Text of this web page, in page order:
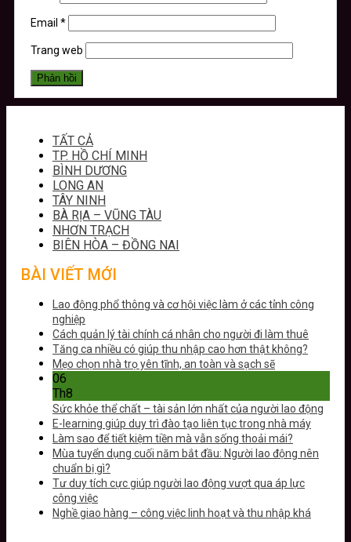
Email *
Trang web
TẤT CẢ
TP. HỒ CHÍ MINH
BÌNH DƯƠNG
LONG AN
TÂY NINH
BÀ RỊA – VŨNG TÀU
NHƠN TRẠCH
BIÊN HÒA – ĐỒNG NAI
BÀI VIẾT MỚI
Lao động phổ thông và cơ hội việc làm ở các tỉnh công
nghiệp
Cách quản lý tài chính cá nhân cho người đi làm thuê
Tăng ca nhiều có giúp thu nhập cao hơn thật không?
Mẹo chọn nhà trọ yên tĩnh, an toàn và sạch sẽ
06
Th8
Sức khỏe thể chất – tài sản lớn nhất của người lao động
E-learning giúp duy trì đào tạo liên tục trong nhà máy
Làm sao để tiết kiệm tiền mà vẫn sống thoải mái?
Mùa tuyển dụng cuối năm bắt đầu: Người lao động nên
chuẩn bị gì?
Tư duy tích cực giúp người lao động vượt qua áp lực
công việc
Nghề giao hàng – công việc linh hoạt và thu nhập khá